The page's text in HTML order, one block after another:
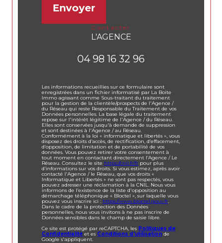
Envoyer
contacter
L'AGENCE
04 98 16 32 96
Les informations recueillies sur ce formulaire sont
enregistrées dans un fichier informatisé par La Boite
Immo agissant comme Sous-traitant du traitement
pour la gestion de la clientèle/prospects de l'Agence /
du Réseau qui reste Responsable du Traitement de vos
Données personnelles. La base légale du traitement
repose sur l'intérêt légitime de l'Agence / du Réseau.
Elles sont conservées jusqu'à demande de suppression
et sont destinées à l'Agence / au Réseau.
Conformément à la loi « informatique et libertés », vous
disposez des droits d’accès, de rectification, d’effacement,
d’opposition, de limitation et de portabilité de vos
données. Vous pouvez retirer votre consentement à
tout moment en contactant directement l’Agence / Le
Réseau. Consultez le site https://cnil.fr/fr pour plus
d’informations sur vos droits. Si vous estimez, après avoir
contacté l'Agence / le Réseau, que vos droits «
Informatique et Libertés » ne sont pas respectés, vous
pouvez adresser une réclamation à la CNIL. Nous vous
informons de l’existence de la liste d'opposition au
démarchage téléphonique « Bloctel », sur laquelle vous
pouvez vous inscrire ici : https://www.bloctel.gouv.fr.
Dans le cadre de la protection des Données
personnelles, nous vous invitons à ne pas inscrire de
Données sensibles dans le champ de saisie libre.
Ce site est protégé par reCAPTCHA, les Politiques de
Confidentialité et es Conditions d'utilisation de
Google s'appliquent.